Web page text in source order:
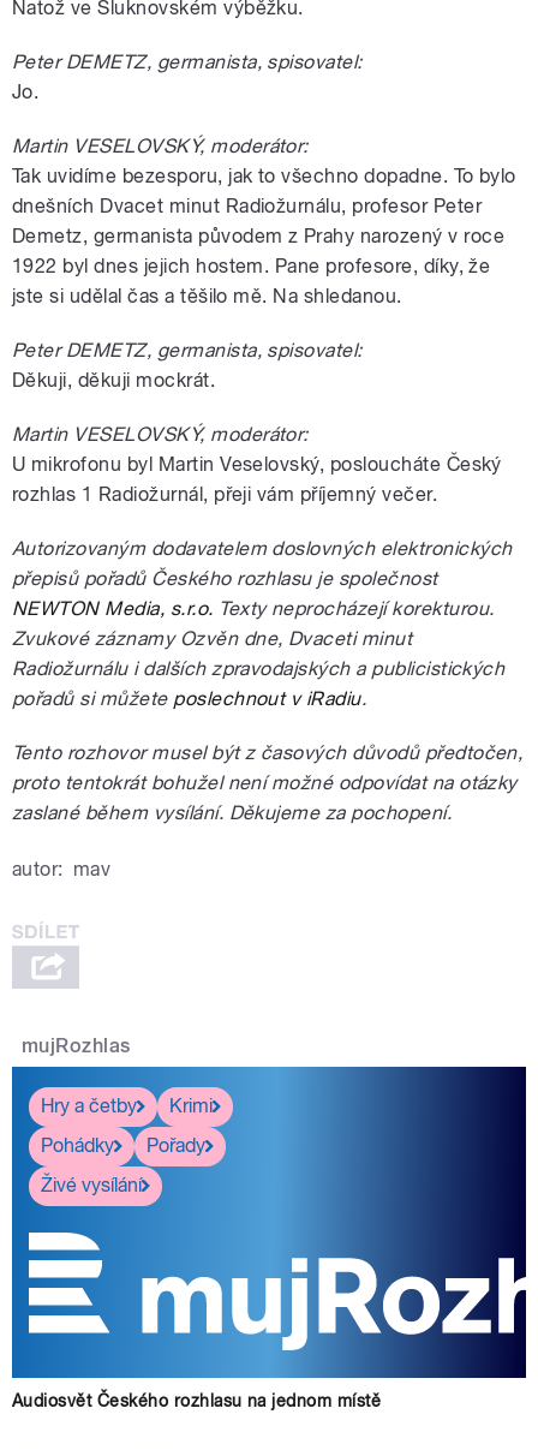
Natož ve Šluknovském výběžku.
Peter DEMETZ, germanista, spisovatel:
Jo.
Martin VESELOVSKÝ, moderátor:
Tak uvidíme bezesporu, jak to všechno dopadne. To bylo
dnešních Dvacet minut Radiožurnálu, profesor Peter
Demetz, germanista původem z Prahy narozený v roce
1922 byl dnes jejich hostem. Pane profesore, díky, že
jste si udělal čas a těšilo mě. Na shledanou.
Peter DEMETZ, germanista, spisovatel:
Děkuji, děkuji mockrát.
Martin VESELOVSKÝ, moderátor:
U mikrofonu byl Martin Veselovský, posloucháte Český
rozhlas 1 Radiožurnál, přeji vám příjemný večer.
Autorizovaným dodavatelem doslovných elektronických
přepisů pořadů Českého rozhlasu je společnost
NEWTON Media, s.r.o. Texty neprocházejí korekturou.
Zvukové záznamy Ozvěn dne, Dvaceti minut
Radiožurnálu i dalších zpravodajských a publicistických
pořadů si můžete poslechnout v iRadiu.
Tento rozhovor musel být z časových důvodů předtočen,
proto tentokrát bohužel není možné odpovídat na otázky
zaslané během vysílání. Děkujeme za pochopení.
autor: mav
mujRozhlas
Hry a četby
Krimi
Pohádky
Pořady
Živé vysílání
Audiosvět Českého rozhlasu na jednom místě